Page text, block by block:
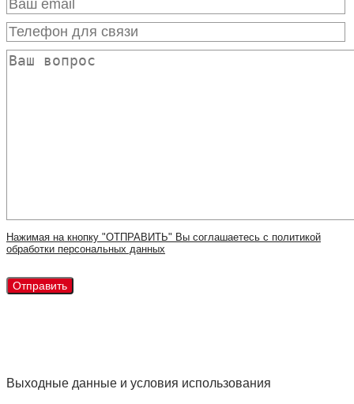
Нажимая на кнопку "ОТПРАВИТЬ" Вы соглашаетесь с политикой
обработки персональных данных
Выходные данные и условия использования